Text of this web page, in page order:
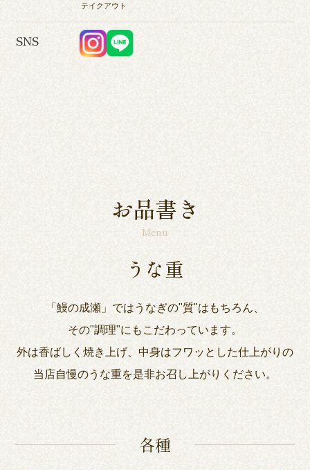
テイクアウト
SNS
お品書き
Menu
うな重
「鰻の成瀬」ではうなぎの"質"はもちろん、
その"調理"にもこだわっています。
外は香ばしく焼き上げ、中身はフワッとした仕上がりの
当店自慢のうな重を是非お召し上がりください。
各種